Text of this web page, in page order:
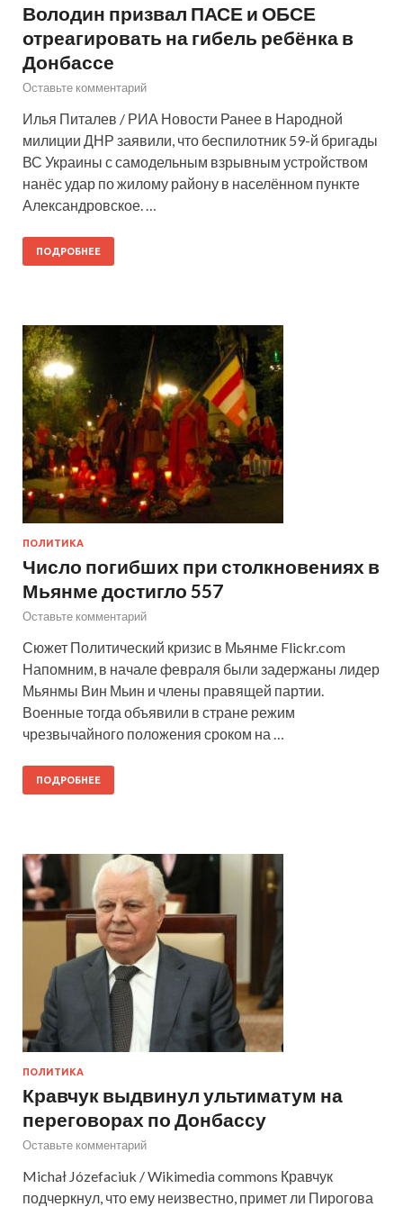
Володин призвал ПАСЕ и ОБСЕ
отреагировать на гибель ребёнка в
Донбассе
Оставьте комментарий
Илья Питалев / РИА Новости Ранее в Народной
милиции ДНР заявили, что беспилотник 59-й бригады
ВС Украины с самодельным взрывным устройством
нанёс удар по жилому району в населённом пункте
Александровское. …
ПОДРОБНЕЕ
ПОЛИТИКА
Число погибших при столкновениях в
Мьянме достигло 557
Оставьте комментарий
Сюжет Политический кризис в Мьянме Flickr.com
Напомним, в начале февраля были задержаны лидер
Мьянмы Вин Мьин и члены правящей партии.
Военные тогда объявили в стране режим
чрезвычайного положения сроком на …
ПОДРОБНЕЕ
ПОЛИТИКА
Кравчук выдвинул ультиматум на
переговорах по Донбассу
Оставьте комментарий
Michał Józefaciuk / Wikimedia commons Кравчук
подчеркнул, что ему неизвестно, примет ли Пирогова